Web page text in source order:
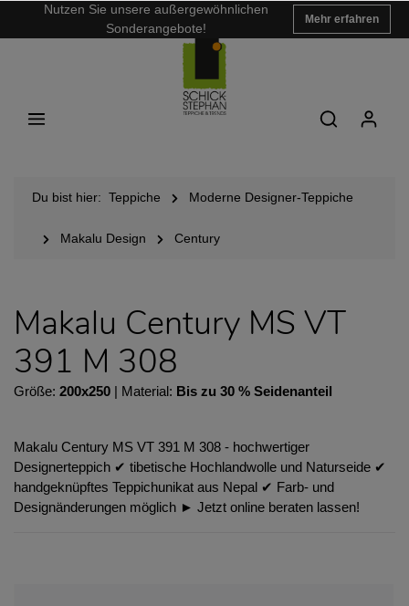
Nutzen Sie unsere außergewöhnlichen
Sonderangebote!
Mehr erfahren
Du bist hier: Teppiche Moderne Designer-Teppiche
Makalu Design Century
Makalu Century MS VT
391 M 308
Größe: 200x250 | Material: Bis zu 30 % Seidenanteil
Makalu Century MS VT 391 M 308 - hochwertiger
Designerteppich ✔︎ tibetische Hochlandwolle und Naturseide ✔︎
handgeknüpftes Teppichunikat aus Nepal ✔︎ Farb- und
Designänderungen möglich ► Jetzt online beraten lassen!